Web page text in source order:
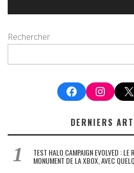
Rechercher
Facebook X
DERNIERS
TEST HALO CAMPAIGN EVOLVED : LE
MONUMENT DE LA XBOX, AVEC